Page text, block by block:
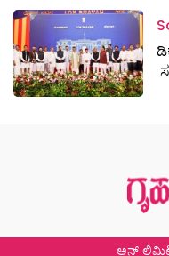
ಅನ್